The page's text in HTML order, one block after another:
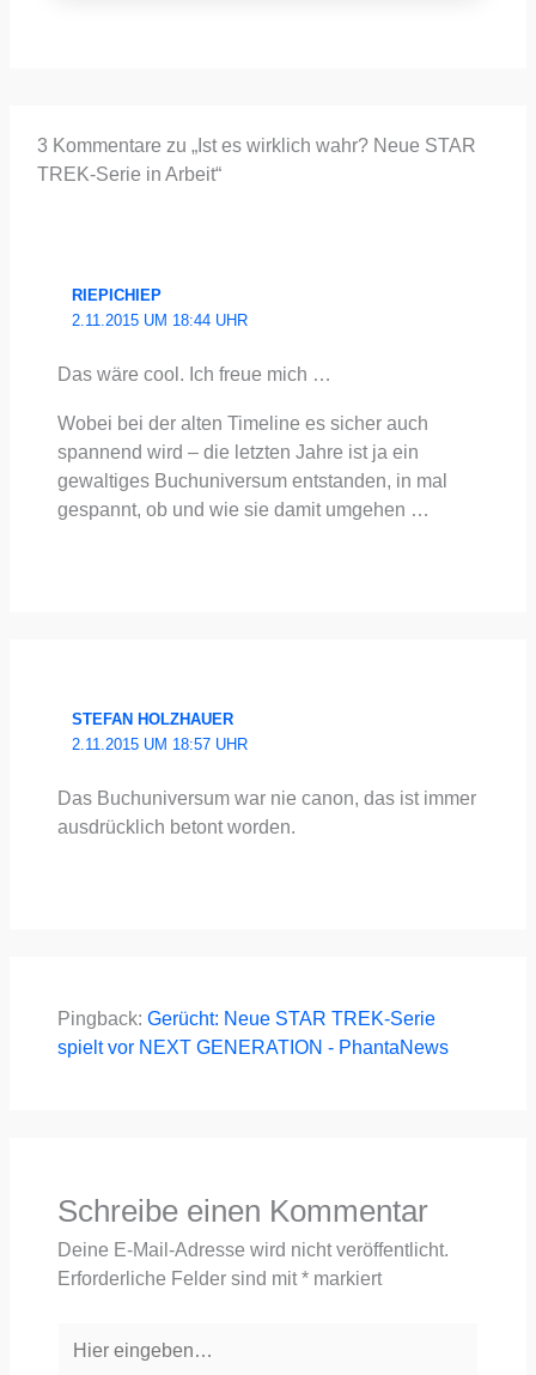
3 Kommentare zu „Ist es wirklich wahr? Neue STAR
TREK-Serie in Arbeit“
RIEPICHIEP
2.11.2015 UM 18:44 UHR
Das wäre cool. Ich freue mich …
Wobei bei der alten Time­line es sicher auch
span­nend wird – die letz­ten Jah­re ist ja ein
gewal­ti­ges Buch­uni­ver­sum ent­stan­den, in mal
gespannt, ob und wie sie damit umge­hen …
STEFAN HOLZHAUER
2.11.2015 UM 18:57 UHR
Das Buch­uni­ver­sum war nie canon, das ist immer
aus­drück­lich betont wor­den.
Pingback:Gerücht: Neue STAR TREK-Serie
spielt vor NEXT GENERATION - PhantaNews
Schreibe einen Kommentar
Deine E-Mail-Adresse wird nicht veröffentlicht.
Erforderliche Felder sind mit* markiert
eingeben…